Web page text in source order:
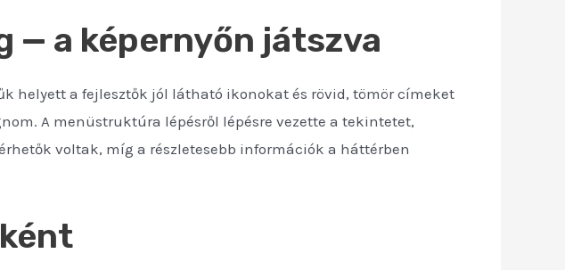
— a képernyőn játszva
helyett a fejlesztők jól látható ikonokat és rövid, tömör címeket
A menüstruktúra lépésről lépésre vezette a tekintetet,
voltak, míg a részletesebb információk a háttérben